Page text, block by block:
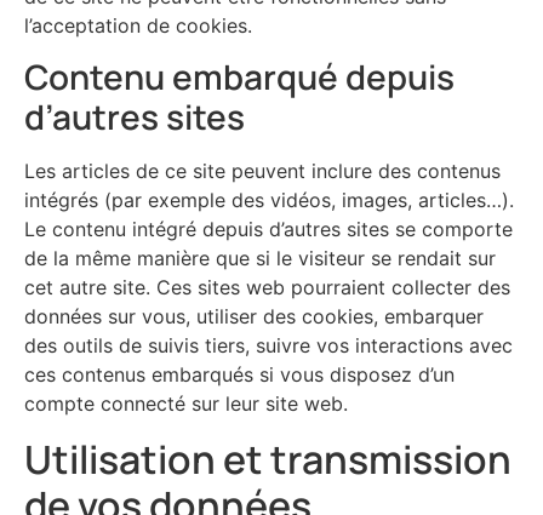
l’acceptation de cookies.
Contenu embarqué depuis
d’autres sites
Les articles de ce site peuvent inclure des contenus
intégrés (par exemple des vidéos, images, articles…).
Le contenu intégré depuis d’autres sites se comporte
de la même manière que si le visiteur se rendait sur
cet autre site. Ces sites web pourraient collecter des
données sur vous, utiliser des cookies, embarquer
des outils de suivis tiers, suivre vos interactions avec
ces contenus embarqués si vous disposez d’un
compte connecté sur leur site web.
Utilisation et transmission